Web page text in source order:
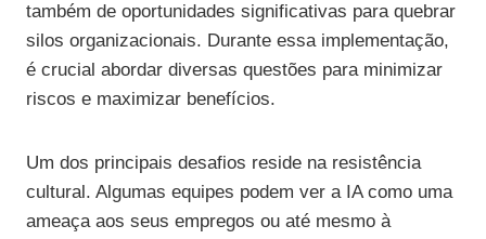
também de oportunidades significativas para quebrar
silos organizacionais. Durante essa implementação,
é crucial abordar diversas questões para minimizar
riscos e maximizar benefícios.
Um dos principais desafios reside na resistência
cultural. Algumas equipes podem ver a IA como uma
ameaça aos seus empregos ou até mesmo à